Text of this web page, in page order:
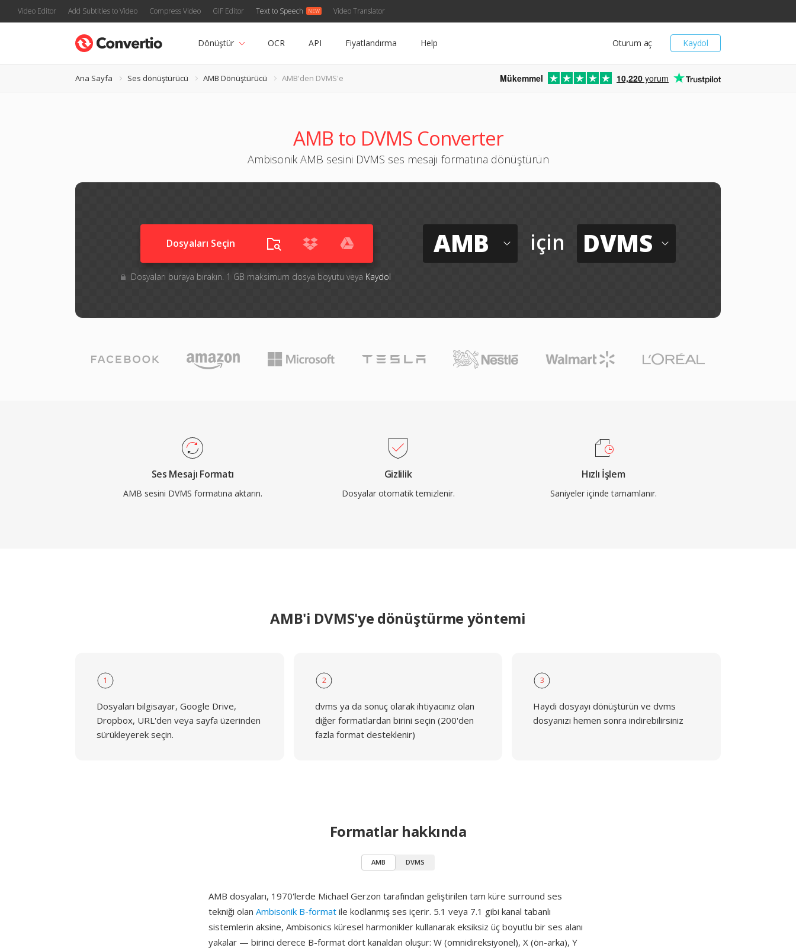
Video Editor Add Subtitles to Video Compress Video GIF Editor Text to Speech Video Translator
Kaydol
Oturum aç
Dönüştür OCR API Fiyatlandırma Help
Ana Sayfa Ses dönüştürücü AMB Dönüştürücü AMB'den DVMS'e Mükemmel 10,220 yorum
AMB to DVMS Converter
Ambisonik AMB sesini DVMS ses mesajı formatına dönüştürün
Dosyaları Seçin
Dosyaları buraya bırakın. 1 GB maksimum dosya boyutu veya Kaydol
AMB için DVMS
Ses Mesajı Formatı
AMB sesini DVMS formatına aktarın.
Gizlilik
Dosyalar otomatik temizlenir.
Hızlı İşlem
Saniyeler içinde tamamlanır.
AMB'i DVMS'ye dönüştürme yöntemi
1
Dosyaları bilgisayar, Google Drive,
Dropbox, URL'den veya sayfa üzerinden
sürükleyerek seçin.
2
dvms ya da sonuç olarak ihtiyacınız olan
diğer formatlardan birini seçin (200'den
fazla format desteklenir)
3
Haydi dosyayı dönüştürün ve dvms
dosyanızı hemen sonra indirebilirsiniz
Formatlar hakkında
AMB DVMS
AMB dosyaları, 1970'lerde Michael Gerzon tarafından geliştirilen tam küre surround ses
tekniği olan Ambisonik B-format ile kodlanmış ses içerir. 5.1 veya 7.1 gibi kanal tabanlı
sistemlerin aksine, Ambisonics küresel harmonikler kullanarak eksiksiz üç boyutlu bir ses alanı
yakalar — birinci derece B-format dört kanaldan oluşur: W (omnidireksiyonel), X (ön-arka), Y